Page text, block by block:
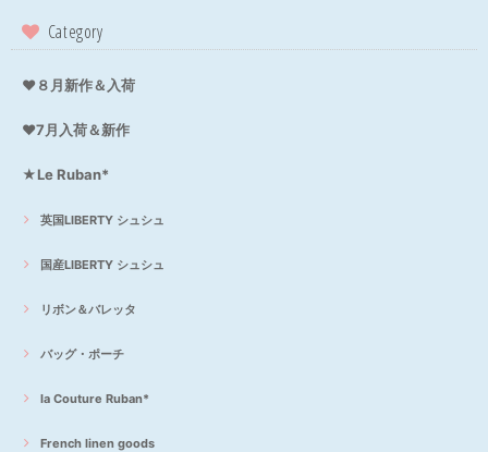
Category
❤８月新作＆入荷
❤7月入荷＆新作
★Le Ruban*
英国LIBERTY シュシュ
国産LIBERTY シュシュ
リボン＆バレッタ
バッグ・ポーチ
la Couture Ruban*
French linen goods